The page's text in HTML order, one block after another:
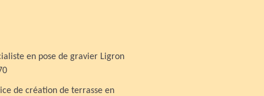
en pose de gravier Ligron
de création de terrasse en